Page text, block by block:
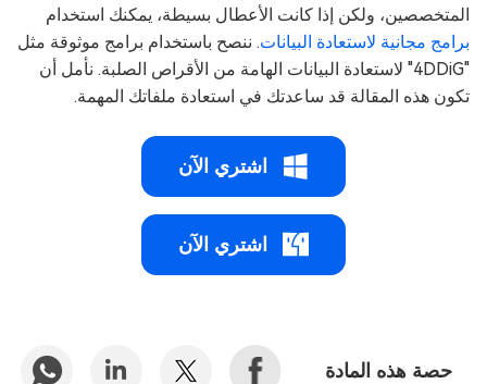
المتخصصين، ولكن إذا كانت الأعطال بسيطة، يمكنك استخدام
برامج مجانية لاستعادة البيانات. ننصح باستخدام برامج موثوقة مثل
"4DDiG" لاستعادة البيانات الهامة من الأقراص الصلبة. نأمل أن
تكون هذه المقالة قد ساعدتك في استعادة ملفاتك المهمة.
اشتري الآن
اشتري الآن
حصة هذه المادة